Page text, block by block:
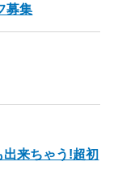
募集
来ちゃう!超初